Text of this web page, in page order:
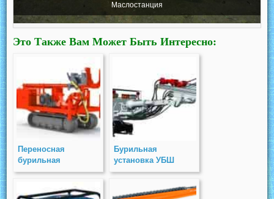
Маслостанция
Это Также Вам Может Быть Интересно:
Переносная
бурильная
установка ПБУ
Бурильная
установка УБШ
316